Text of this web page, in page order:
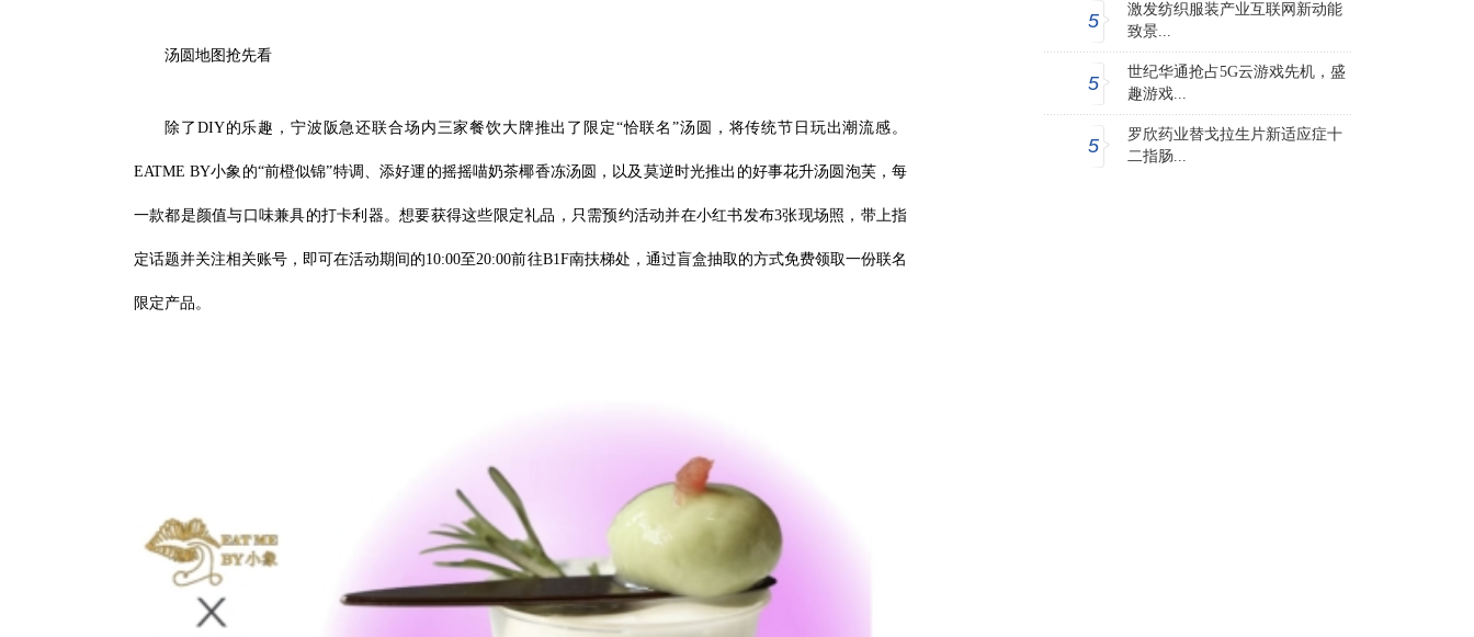
汤圆地图抢先看
除了DIY的乐趣，宁波阪急还联合场内三家餐饮大牌推出了限定“恰联名”汤圆，将传统节日玩出潮流感。
EATME BY小象的“前橙似锦”特调、添好運的摇摇喵奶茶椰香冻汤圆，以及莫逆时光推出的好事花升汤圆泡芙，每
一款都是颜值与口味兼具的打卡利器。想要获得这些限定礼品，只需预约活动并在小红书发布3张现场照，带上指
定话题并关注相关账号，即可在活动期间的10:00至20:00前往B1F南扶梯处，通过盲盒抽取的方式免费领取一份联名
限定产品。
5
激发纺织服装产业互联网新动能
致景...
5
世纪华通抢占5G云游戏先机，盛
趣游戏...
5
罗欣药业替戈拉生片新适应症十
二指肠...